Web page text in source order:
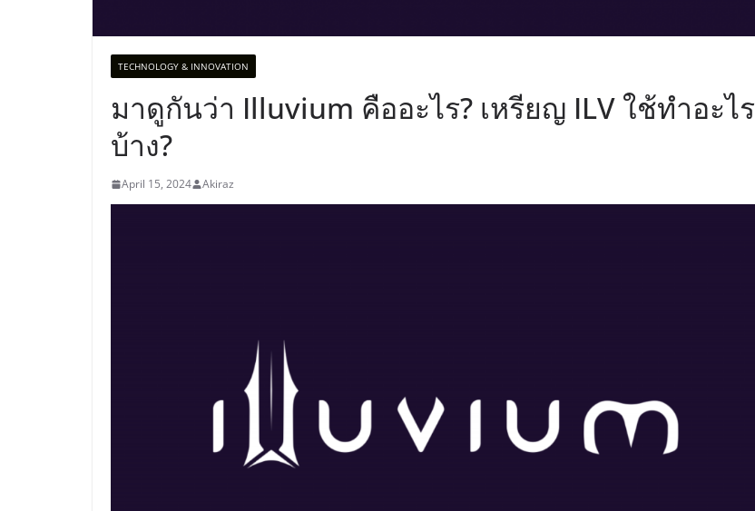
TECHNOLOGY & INNOVATION
มาดูกันว่า Illuvium คืออะไร? เหรียญ ILV ใช้ทำอะไร
บ้าง?
April 15, 2024 Akiraz